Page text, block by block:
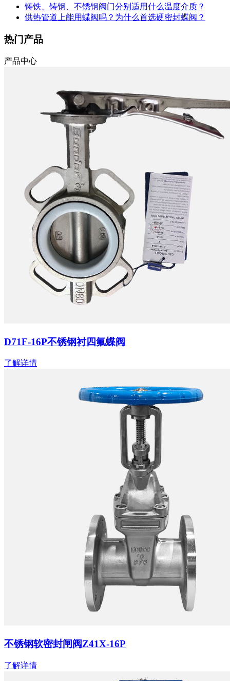
铸铁、铸钢、不锈钢阀门分别适用什么温度介质？
供热管道上能用蝶阀吗？为什么首选硬密封蝶阀？
热门产品
产品中心
D71F-16P不锈钢衬四氟蝶阀
了解详情
不锈钢软密封闸阀Z41X-16P
了解详情